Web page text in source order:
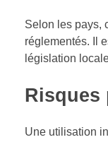
Selon les pays,
réglementés. Il
législation
Risques
Une utilisation